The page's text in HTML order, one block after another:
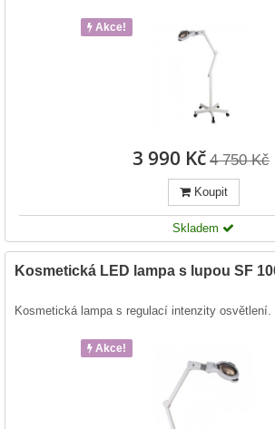
Akce!
3 990 Kč 4 750 Kč
Koupit
Skladem
Kosmetická LED lampa s lupou SF
Kosmetická lampa s regulací intenzity osvětlení.
Akce!